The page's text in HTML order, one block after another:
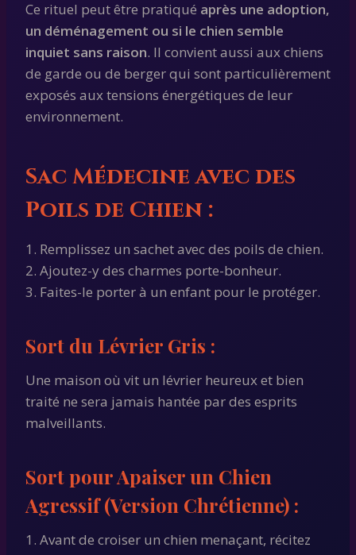
Ce rituel peut être pratiqué après une adoption,
un déménagement ou si le chien semble
inquiet sans raison. Il convient aussi aux chiens
de garde ou de berger qui sont particulièrement
exposés aux tensions énergétiques de leur
environnement.
Sac Médecine avec des
Poils de Chien :
1. Remplissez un sachet avec des poils de chien.
2. Ajoutez-y des charmes porte-bonheur.
3. Faites-le porter à un enfant pour le protéger.
Sort du Lévrier Gris :
Une maison où vit un lévrier heureux et bien
traité ne sera jamais hantée par des esprits
malveillants.
Sort pour Apaiser un Chien
Agressif (Version Chrétienne) :
1. Avant de croiser un chien menaçant, récitez